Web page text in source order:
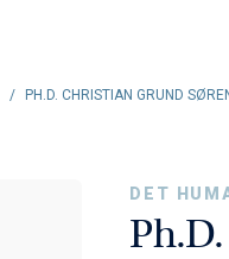
/ PH.D. CHRISTIAN GRUND
DET